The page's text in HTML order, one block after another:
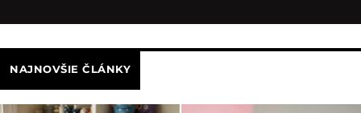
NAJNOVŠIE ČLÁNKY